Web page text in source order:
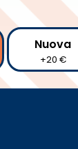
Nuova
+20 €